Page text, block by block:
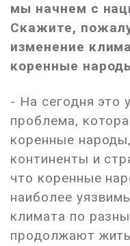
мы начнем с
Скажите,
изменение
коренные
- На сегодня это
проблема,
коренные
континенты и
что коренные
наиболее
климата по
продолжают